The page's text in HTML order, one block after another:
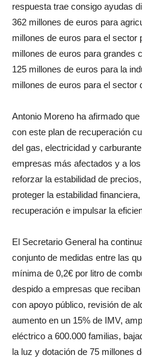
respuesta trae consigo ayudas
362 millones de euros para
millones de euros para el sector
millones de euros para grandes
125 millones de euros para la
millones de euros para el sector
Antonio Moreno ha afirmado
con este plan de recuperación
del gas, electricidad y
empresas más afectados y a
reforzar la estabilidad de
proteger la estabilidad
recuperación e impulsar la
El Secretario General ha
conjunto de medidas entre las
mínima de 0,2€ por litro de
despido a empresas que
con apoyo público, revisión de
aumento en un 15% de IMV,
eléctrico a 600.000 familias,
la luz y dotación de 75 millones